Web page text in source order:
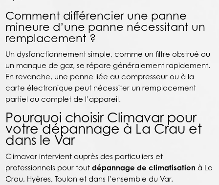
Comment différencier une panne
mineure d’une panne nécessitant un
remplacement ?
Un dysfonctionnement simple, comme un filtre obstrué ou
un manque de gaz, se répare généralement rapidement.
En revanche, une panne liée au compresseur ou à la
carte électronique peut nécessiter un remplacement
partiel ou complet de l’appareil.
Pourquoi choisir Climavar pour
votre dépannage à La Crau et
dans le Var
Climavar intervient auprès des particuliers et
professionnels pour toutdépannage de climatisation à La
Crau, Hyères, Toulon et dans l’ensemble du Var.